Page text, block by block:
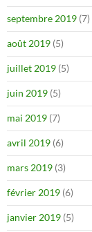
septembre 2019 (7)
août 2019 (5)
juillet 2019 (5)
juin 2019 (5)
mai 2019 (7)
avril 2019 (6)
mars 2019 (3)
février 2019 (6)
janvier 2019 (5)